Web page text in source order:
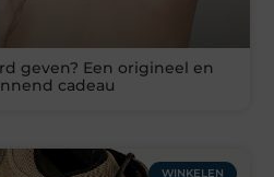
geven? Een origineel en
cadeau
WINKELEN